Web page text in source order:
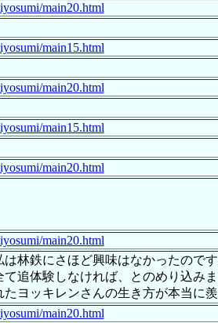
main20.html
main15.html
main20.html
main15.html
main20.html
main20.html
鉄にさほど興味はなかったので
追体験しなければ、とのめり込み
ヨッキレンさんの生き方が本当に羨
main20.html